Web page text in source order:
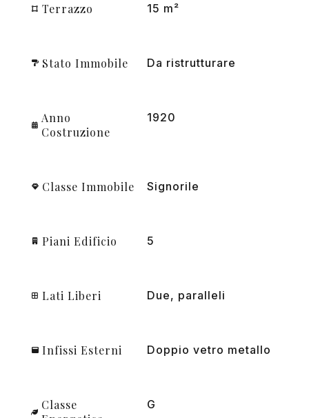
Terrazzo 15 m²
Stato Immobile Da ristrutturare
Anno
Costruzione
1920
Classe Immobile Signorile
Piani Edificio 5
Lati Liberi Due, paralleli
Infissi Esterni Doppio vetro metallo
Classe
G